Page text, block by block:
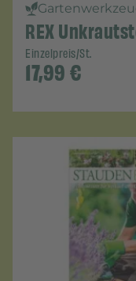
REX
Einzelpreis/St.
17,99€